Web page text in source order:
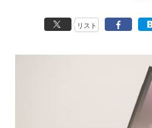
リスト